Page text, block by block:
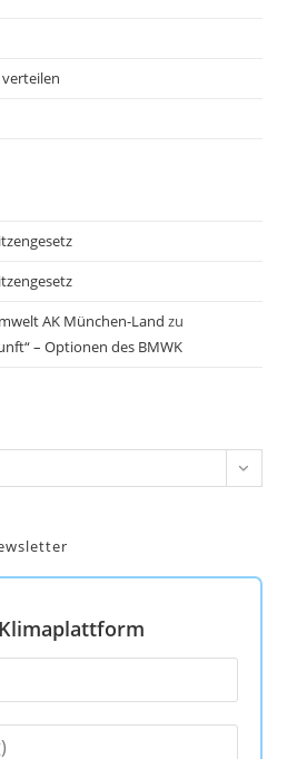
AK München-Land zu
– Optionen des BMWK